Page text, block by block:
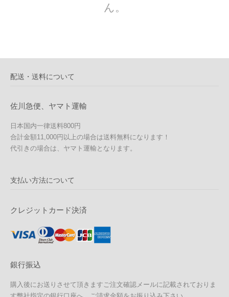
ん。
配送・送料について
佐川急便、ヤマト運輸
日本国内一律送料800円
合計金額11,000円以上の場合は送料無料になります！
代引きの場合は、ヤマト運輸となります。
支払い方法について
クレジットカード決済
銀行振込
購入後にお送りさせて頂きますご注文確認メールに記載されておりま